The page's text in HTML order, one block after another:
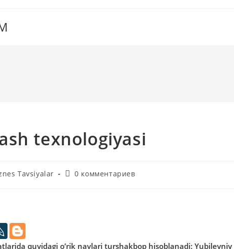
texnologiyasi
Tavsiyalar
Комментарии
0 комментариев
quyidagi o’rik navlari turshakbop hisoblanadi: Yubileyniy